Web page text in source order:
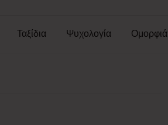
Ταξίδια Ψυχολογία Ομορφιά